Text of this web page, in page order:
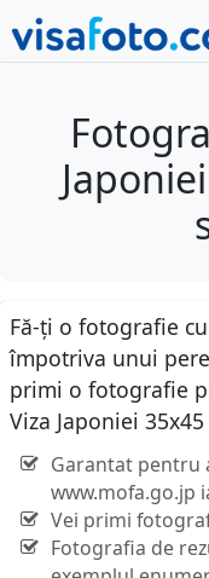
Fă-ți o fotografie
împotriva unui
primi o fotografie
Viza Japoniei
Garantat pentru
www.mofa.go.jp
Vei primi
Fotografia de